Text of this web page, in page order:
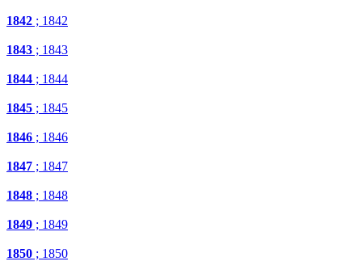
1842 ; 1842
1843 ; 1843
1844 ; 1844
1845 ; 1845
1846 ; 1846
1847 ; 1847
1848 ; 1848
1849 ; 1849
1850 ; 1850